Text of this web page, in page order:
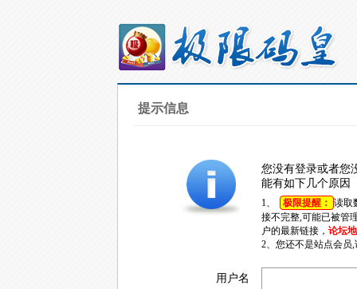
提示信息
您没有登录或者您
能有如下几个原因
1、 极限提醒： 读取
接不完整,可能已被管
户的最新链接， 论坛
2、您还不是站点会员
用户名